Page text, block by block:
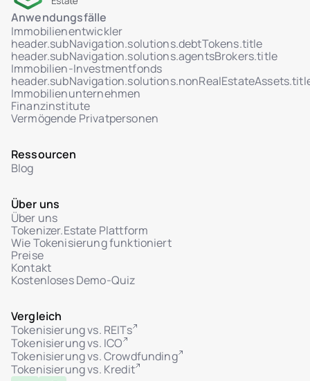
HSM-Integration über AWS KMS
WORM-Protokolle: nicht löschbar,
unveränderliche Speicherung
Rollenbasierte Zugriffskontrolle (RBAC)
MFA-Unterstützung für Admin-Zugang
Echtzeit-Aktivitäts-Dashboard (Benutzer,
Verkäufe, Token)
Sicheres Ticketsystem mit Hilfecenter
Ticket-Statusverwaltung: In Prüfung / Gelöst
Dateianhänge im Benutzer-Admin-Dialog
Anwendungsfälle
Immobilienentwickler
header.subNavigation.solutions.debtTokens.title
header.subNavigation.solutions.agentsBrokers.title
Immobilien-Investmentfonds
Immobilienunternehmen
Finanzinstitute
Vermögende Privatpersonen
Ressourcen
Blog
Über uns
Über uns
Tokenizer.Estate Plattform
Wie Tokenisierung funktioniert
Preise
Kontakt
Kostenloses Demo-Quiz
Vergleich
Tokenisierung vs. REITs
Tokenisierung vs. ICO
Tokenisierung vs. Crowdfunding
Tokenisierung vs. Kredit